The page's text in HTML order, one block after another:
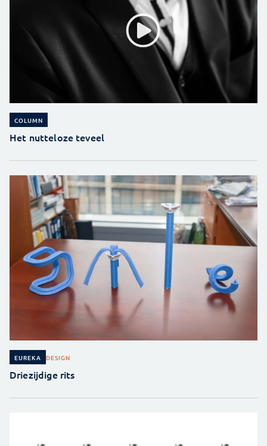
COLUMN
Het nutteloze teveel
EUREKA DESIGN
Driezijdige rits